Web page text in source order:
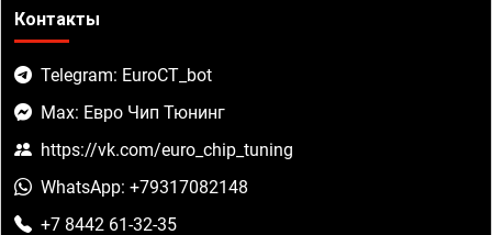
Контакты
Telegram: EuroCT_bot
Max: Евро Чип Тюнинг
https://vk.com/euro_chip_tuning
WhatsApp: +79317082148
+7 8442 61-32-35